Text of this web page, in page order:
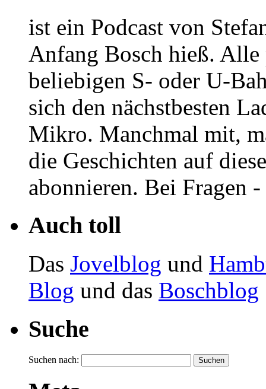
ist ein Podcast von
Anfang Bosch hieß. Alle
beliebigen S- oder U-
sich den nächstbesten
Mikro. Manchmal mit,
die Geschichten auf
abonnieren. Bei Fragen
Auch toll
Das Jovelblog und
Blog und das Boschblog
Suche
Suchen nach: